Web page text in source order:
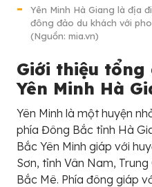
Yên Minh Hà Giang là địa
đông đảo du khách với
(Nguồn: mia.vn)
Giới thiệu tổng
Yên Minh Hà
Yên Minh là một huyện
phía Đông Bắc tỉnh Hà
Bắc Yên Minh giáp với
Sơn, tỉnh Vân Nam,
Bắc Mê. Phía đông giáp